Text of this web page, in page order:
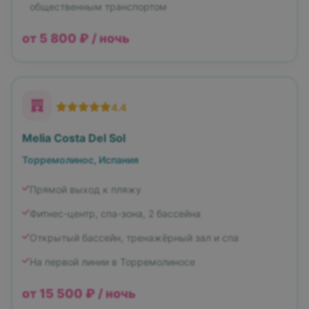
общественным транспортом
от 5 800 ₽ / ночь
4.4
Melia Costa Del Sol
Торремолинос, Испания
Прямой выход к пляжу
Фитнес-центр, спа-зона, 2 бассейна
Открытый бассейн, тренажёрный зал и спа
На первой линии в Торремолиносе
от 15 500 ₽ / ночь